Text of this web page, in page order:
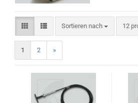
Sortieren nach
Sortieren nach 12
pro
1 2 »